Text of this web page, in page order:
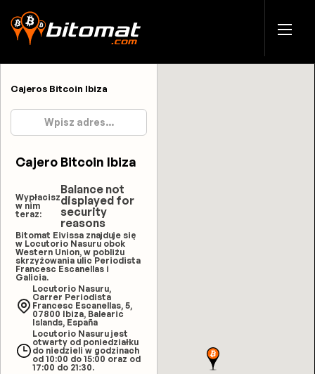
Cajeros Bitcoin Ibiza
Cajero Bitcoin Ibiza
Wypłacisz
w nim
teraz:
Balance not
displayed for
security
reasons
Bitomat Eivissa znajduje się
w Locutorio Nasuru obok
Western Union, w pobliżu
skrzyżowania ulic Periodista
Francesc Escanellas i
Galicia.
Locutorio Nasuru,
Carrer Periodista
Francesc Escanellas, 5,
07800 Ibiza, Balearic
Islands, España
Locutorio Nasuru jest
otwarty od poniedziałku
do niedzieli w godzinach
od 10:00 do 15:00 oraz od
17:00 do 21:30.